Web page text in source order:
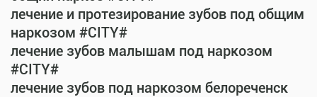
лечение и протезирование зубов под общим
наркозом #CITY#
лечение зубов малышам под наркозом
#CITY#
лечение зубов под наркозом белореченск